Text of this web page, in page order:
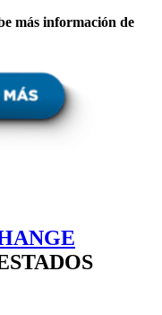
más información de